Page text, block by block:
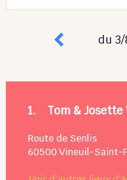
du 3/
1. Tom &
Route de Senlis
60500 Vineuil-Saint-